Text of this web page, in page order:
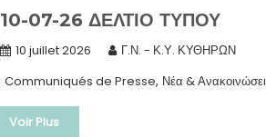
10-07-26 ΔΕΛΤΙΟ ΤΥΠΟΥ
10 juillet 2026
Γ.Ν. - Κ.Υ. ΚΥΘΗΡΩΝ
Communiqués de Presse, Νέα &
Voir Plus